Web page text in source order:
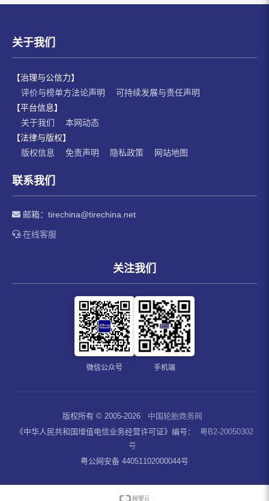
关于我们
【治理与公信力】
评价与榜单方法论声明
可持续发展与责任声明
【平台信息】
关于我们
本网动态
【法律与版权】
版权信息
免责声明 隐私政策 网站地图
联系我们
邮箱： tirechina@tirechina.net
在线客服
关注我们
微信公众号 手机端
版权所有 © 2005-2026
中国轮胎商务网
《中华人民共和国增值电信业务经营许可证》编号：
粤B2-20050302
号
粤公网安备 44051102000044号